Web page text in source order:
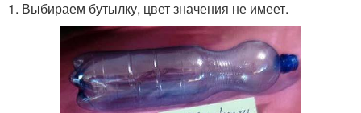
1. Выбираем бутылку, цвет значения не имеет.